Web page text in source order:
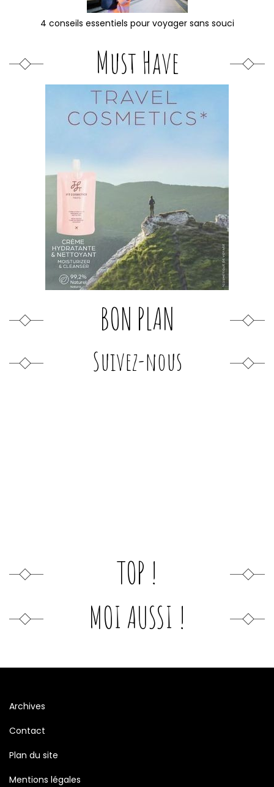
4 conseils essentiels pour voyager sans souci
Must Have
BON PLAN
Suivez-nous
TOP !
MOI AUSSI !
Archives
Contact
Plan du site
Mentions légales